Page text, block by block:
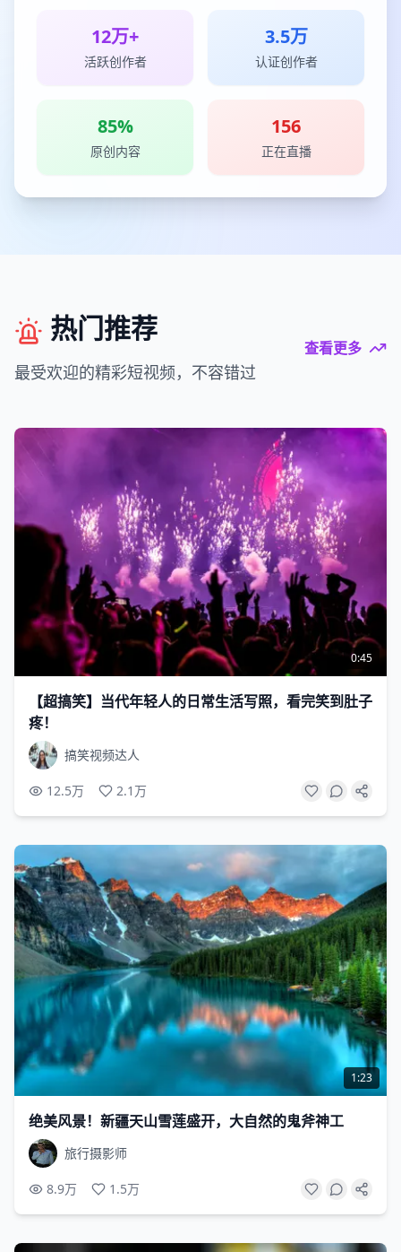
12万+
活跃创作者
3.5万
认证创作者
85%
原创内容
156
正在直播
热门推荐
最受欢迎的精彩短视频，不容错过
查看更多
0:45
【超搞笑】当代年轻人的日常生活写照，看完笑到肚子
疼！
搞笑视频达人
12.5万 2.1万
1:23
绝美风景！新疆天山雪莲盛开，大自然的鬼斧神工
旅行摄影师
8.9万 1.5万